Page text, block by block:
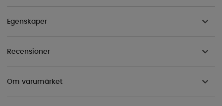
Egenskaper
Recensioner
Om varumärket